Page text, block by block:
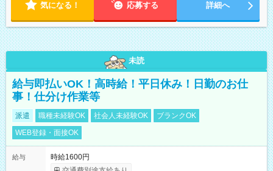
気になる！ 応募する 詳細へ
未読
給与即払いOK！高時給！平日休み！日勤のお仕
事！仕分け作業等
派遣 職種未経験OK 社会人未経験OK
ブランクOK
WEB登録・面接OK
給与
時給1600円